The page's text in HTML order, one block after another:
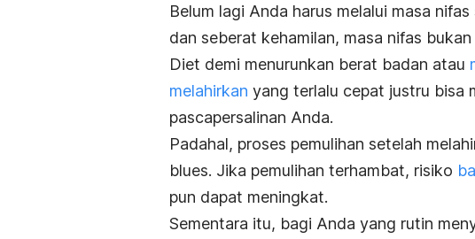
Belum lagi Anda harus melalui masa
dan seberat kehamilan, masa nifas
Diet demi menurunkan berat badan atau
melahirkan yang terlalu cepat justru bisa
pascapersalinan Anda.
Padahal, proses pemulihan setelah
blues. Jika pemulihan terhambat, risiko
pun dapat meningkat.
Sementara itu, bagi Anda yang rutin